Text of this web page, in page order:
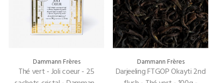
Dammann Frères
Thé vert - Joli coeur - 25
Dammann Frères
Darjeeling FTGOP Okayti 2nd